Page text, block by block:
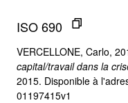
ISO 690
VERCELLONE, Carlo,
capital/travail dans la
2015. Disponible à
01197415v1